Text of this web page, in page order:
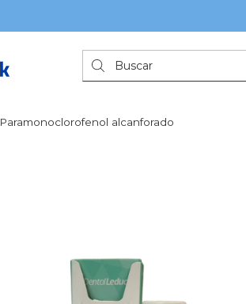
Búsqueda
de
productos
Paramonoclorofenol alcanforado